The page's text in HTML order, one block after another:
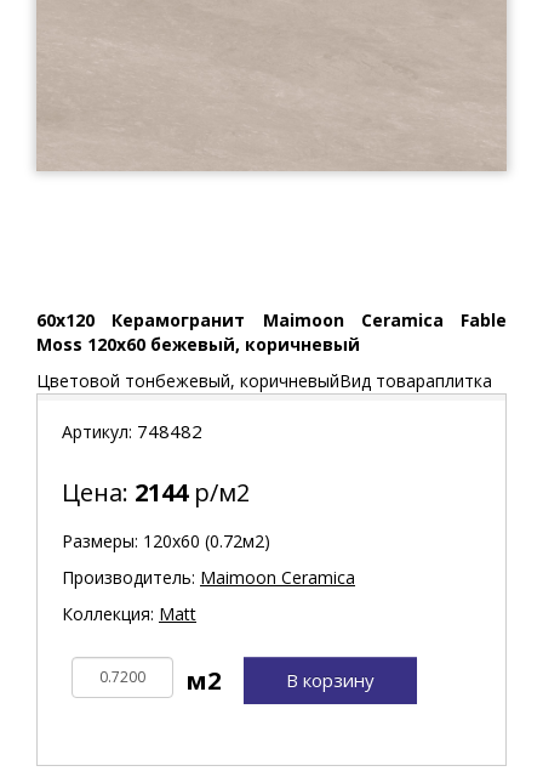
60x120 Керамогранит Maimoon Ceramica Fable
Moss 120х60 бежевый, коричневый
Цветовой тонбежевый, коричневыйВид товараплитка
Артикул: 748482
Цена: 2144р/м2
Размеры: 120х60 (0.72м2)
Производитель: Maimoon Ceramica
Коллекция: Matt
В корзину